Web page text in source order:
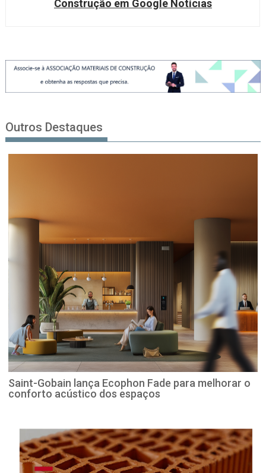
Construção em Google Notícias
Outros Destaques
Saint-Gobain lança Ecophon Fade para melhorar o
conforto acústico dos espaços